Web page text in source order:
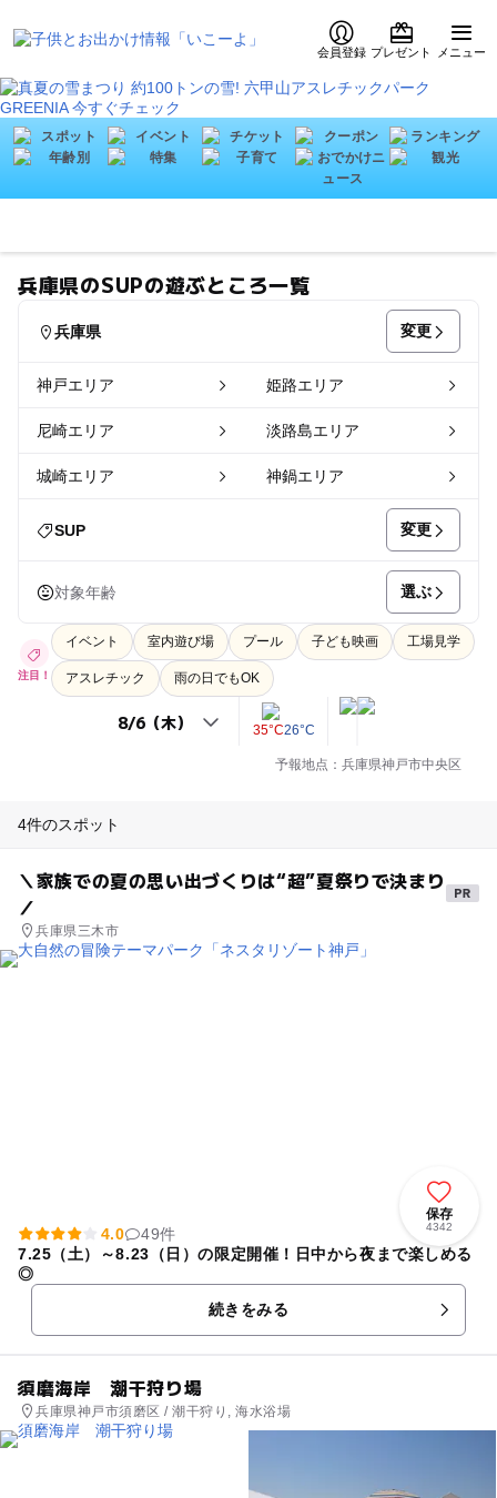
会員登録 プレゼント メニュー
兵庫県のSUPの遊ぶところ一覧
兵庫県 変更
神戸エリア 姫路エリア
尼崎エリア 淡路島エリア
城崎エリア 神鍋エリア
SUP 変更
対象年齢 選ぶ
注目！
イベント 室内遊び場 プール 子ども映画 工場見学
アスレチック 雨の日でもOK
35°C26°C
予報地点：兵庫県神戸市中央区
4件のスポット
＼家族での夏の思い出づくりは“超”夏祭りで決まり
／
兵庫県三木市
保存
4342
4.0
49件
7.25（土）～8.23（日）の限定開催！日中から夜まで楽しめる
◎
続きをみる
須磨海岸 潮干狩り場
兵庫県神戸市須磨区 / 潮干狩り, 海水浴場